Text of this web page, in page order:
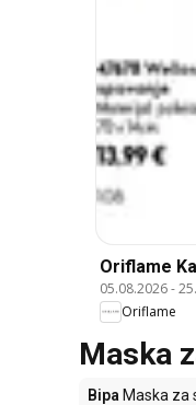
Oriflame
05.08.2026-
Oriflame
Maska
Bipa Maska za